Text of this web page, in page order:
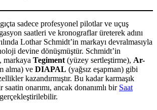
sadece profesyonel pilotlar ve uçuş
saatleri ve kronograflar üreterek adını
Lothar Schmidt’in markayı devralmasıyla
devine dönüşmüştür. Schmidt’in
markaya Tegiment (yüzey sertleştirme), Ar-
alma) ve DIAPAL (yağsız eşapman) gibi
kazandırmıştır. Bu kadar karmaşık
onarımı, ancak donanımlı bir Saat